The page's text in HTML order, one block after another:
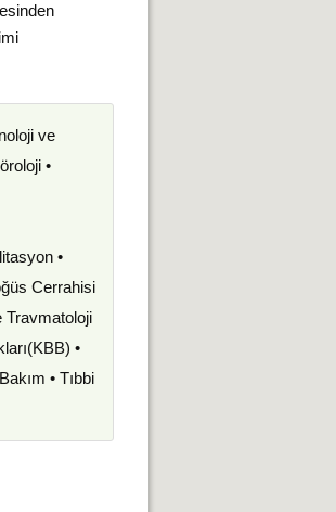
ve
•
•
Cerrahisi
Travmatoloji
•
• Tıbbi